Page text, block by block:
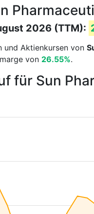
2026 (TTM):
und Aktienkursen von
von 26.55%.
für Sun